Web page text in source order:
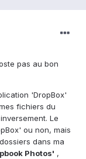
pas au bon
'DropBox'
fichiers du
Le
ou non, mais
dans ma
Photos' ,